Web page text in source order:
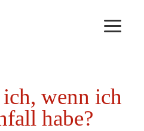
ich, wenn ich
habe?